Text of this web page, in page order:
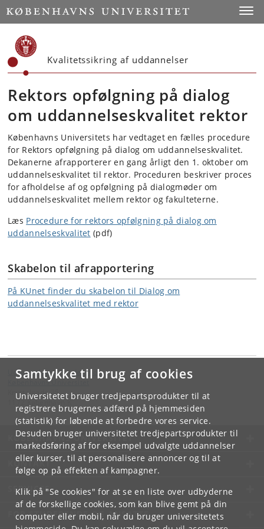
Samtykke til brug af cookies
Universitetet bruger tredjepartsprodukter til at
registrere brugernes adfærd på hjemmesiden
(statistik) for løbende at forbedre vores service.
Desuden bruger universitetet tredjepartsprodukter til
markedsføring af for eksempel udvalgte uddannelser
eller kurser, til at personalisere annoncer og til at
følge op på effekten af kampagner.
Klik på "Se cookies" for at se en liste over udbyderne
af de forskellige cookies, som kan blive gemt på din
computer eller mobil, når du bruger universitetets
Start
Kvalitetssikring af uddannelser
Rektors opfølgning på dialog
om uddannelseskvalitet rektor
Københavns Universitets har vedtaget en fælles procedure
for Rektors opfølgning på dialog om uddannelseskvalitet.
Dekanerne afrapporterer en gang årligt den 1. oktober om
uddannelseskvalitet til rektor. Proceduren beskriver proces
for afholdelse af og opfølgning på dialogmøder om
uddannelseskvalitet mellem rektor og fakulteterne.
Læs Procedure for rektors opfølgning på dialog om
uddannelseskvalitet (pdf)
Skabelon til afrapportering
På KUnet finder du skabelon til Dialog om
uddannelseskvalitet med rektor
Uddannelser & Studerende
Københavns Universitet
Krystalgade 25
1172 København K
KØBENHAVNS UNIVERSITET
KONTAKT
SERVICES
FOR STUDERENDE OG ANSATTE